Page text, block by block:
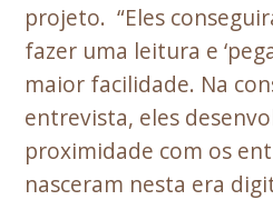
projeto. “Eles
fazer uma leitura e
maior facilidade. Na
entrevista, eles
proximidade com os
nasceram nesta era